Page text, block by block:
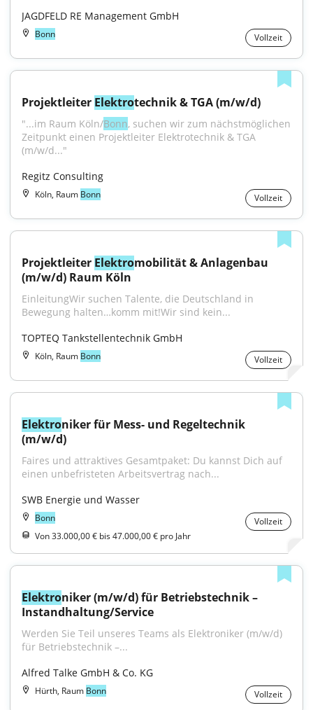
JAGDFELD RE Management GmbH
Bonn Vollzeit
Projektleiter Elektrotechnik & TGA (m/w/d)
"...im Raum Köln/Bonn, suchen wir zum nächstmöglichen
Zeitpunkt einen Projektleiter Elektrotechnik & TGA
(m/w/d..."
Regitz Consulting
Köln, Raum Bonn Vollzeit
Projektleiter Elektromobilität & Anlagenbau
(m/w/d) Raum Köln
EinleitungWir suchen Talente, die Deutschland in
Bewegung halten…komm mit!Wir sind kein...
TOPTEQ Tankstellentechnik GmbH
Köln, Raum Bonn Vollzeit
Elektroniker für Mess- und Regeltechnik
(m/w/d)
Faires und attraktives Gesamtpaket: Du kannst Dich auf
einen unbefristeten Arbeitsvertrag nach...
SWB Energie und Wasser
Bonn
Vollzeit
Von 33.000,00 € bis 47.000,00 € pro Jahr
Elektroniker (m/w/d) für Betriebstechnik –
Instandhaltung/Service
Werden Sie Teil unseres Teams als Elektroniker (m/w/d)
für Betriebstechnik –...
Alfred Talke GmbH & Co. KG
Hürth, Raum Bonn Vollzeit